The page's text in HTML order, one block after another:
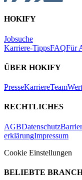
HOKIFY
Jobsuche
Karriere-TippsFAQFür
ÜBER HOKIFY
PresseKarriereTeam
RECHTLICHES
AGBDatenschutz
erklärungImpressum
Cookie Einstellungen
BELIEBTE